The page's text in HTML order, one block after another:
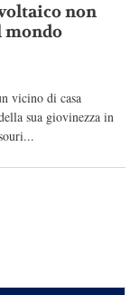
non
mondo
vicino di casa
sua giovinezza in